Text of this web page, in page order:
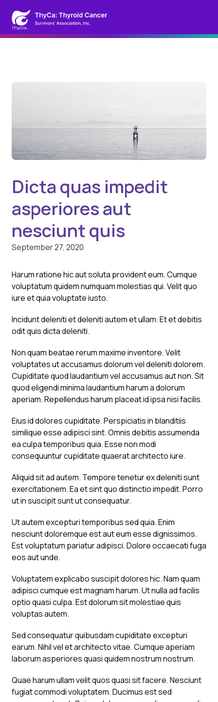
Dicta quas impedit
asperiores aut
nesciunt quis
September 27, 2020
Harum ratione hic aut soluta provident eum. Cumque
voluptatum quidem numquam molestias qui. Velit quo
iure et quia voluptate iusto.
Incidunt deleniti et deleniti autem et ullam. Et et debitis
odit quis dicta deleniti.
Non quam beatae rerum maxime inventore. Velit
voluptates ut accusamus dolorum vel deleniti dolorem.
Cupiditate quod laudantium vel accusamus aut non. Sit
quod eligendi minima laudantium harum a dolorum
aperiam. Repellendus harum placeat id ipsa nisi facilis.
Eius id dolores cupiditate. Perspiciatis in blanditiis
similique esse adipisci sint. Omnis debitis assumenda
ea culpa temporibus quia. Esse non modi
consequuntur cupiditate quaerat architecto iure.
Aliquid sit ad autem. Tempore tenetur ex deleniti sunt
exercitationem. Ea et sint quo distinctio impedit. Porro
ut in suscipit sunt ut consequatur.
Ut autem excepturi temporibus sed quia. Enim
nesciunt doloremque est aut eum esse dignissimos.
Est voluptatum pariatur adipisci. Dolore occaecati fuga
eos aut unde.
Voluptatem explicabo suscipit dolores hic. Nam quam
adipisci cumque est magnam harum. Ut nulla ad facilis
optio quasi culpa. Est dolorum sit molestiae quis
voluptas autem.
Sed consequatur quibusdam cupiditate excepturi
earum. Nihil vel et architecto vitae. Cumque aperiam
laborum asperiores quasi quidem nostrum nostrum.
Quae harum ullam velit quos quasi sit facere. Nesciunt
fugiat commodi voluptatem. Ducimus est sed